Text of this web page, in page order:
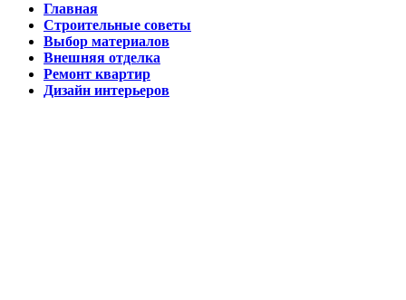
Главная
Строительные советы
Выбор материалов
Внешняя отделка
Ремонт квартир
Дизайн интерьеров